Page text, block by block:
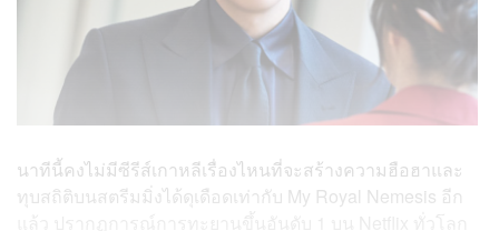
นาทีนี้คงไม่มีซีรีส์เกาหลีเรื่องไหนที่จะสร้างความฮือฮาและ
ทุบสถิติบนสตรีมมิ่งได้ดุเดือดเท่ากับ My Royal Nemesis อีก